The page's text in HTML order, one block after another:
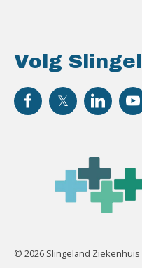
Volg
© 2026 Slingeland Ziekenhuis